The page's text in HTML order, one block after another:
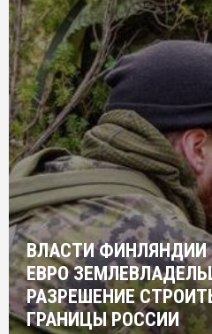
ВЛАСТИ ФИНЛЯНДИИ
ЕВРО
РАЗРЕШЕНИЕ
ГРАНИЦЫ РОССИИ